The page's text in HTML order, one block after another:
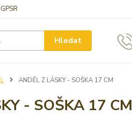
GPSR
Hledat
ANDĚL Z LÁSKY - SOŠKA 17 CM
- SOŠKA 17 CM